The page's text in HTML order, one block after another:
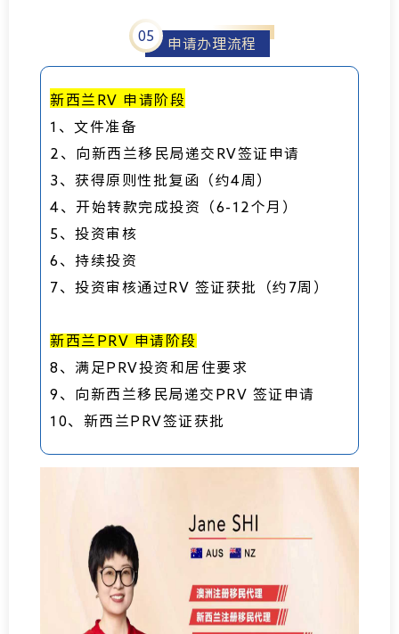
05
申请办理流程
新西兰RV 申请阶段
1、文件准备
2、向新西兰移民局递交RV签证申请
3、获得原则性批复函（约4周）
4、开始转款完成投资（6-12个月）
5、投资审核
6、持续投资
7、投资审核通过RV 签证获批（约7周）
新西兰PRV 申请阶段
8、满足PRV投资和居住要求
9、向新西兰移民局递交PRV 签证申请
10、新西兰PRV签证获批